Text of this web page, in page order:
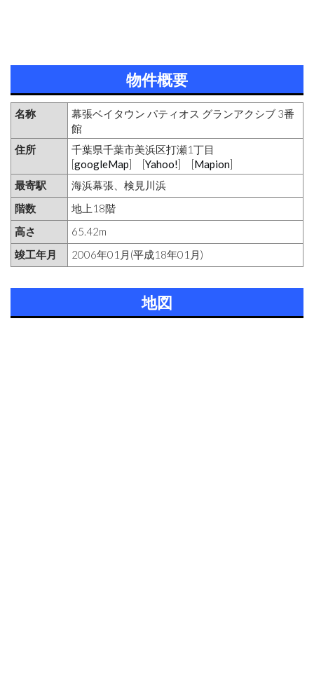
物件概要
名称
幕張ベイタウン パティオス グランアクシブ 3番
館
住所
千葉県千葉市美浜区打瀬1丁目
[googleMap] [Yahoo!] [Mapion]
最寄駅
海浜幕張、検見川浜
階数
地上18階
高さ
65.42m
竣工年月
2006年01月(平成18年01月)
地図